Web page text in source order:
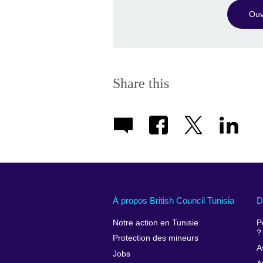
Share this
À propos British Council Tunisia
Notre action en Tunisie
Protection des mineurs
Jobs
?